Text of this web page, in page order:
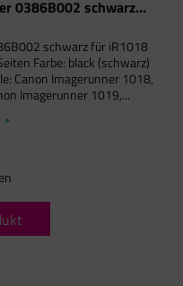
0386B002 schwarz...
schwarz für iR1018
Farbe: black (schwarz)
Canon Imagerunner 1018,
Imagerunner 1019,...
*